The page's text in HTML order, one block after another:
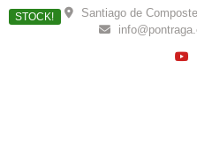
Skip
to
Santiago de
STOCK!